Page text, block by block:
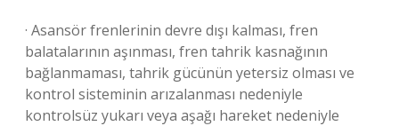
· Asansör frenlerinin devre dışı kalması, fren
balatalarının aşınması, fren tahrik kasnağının
bağlanmaması, tahrik gücünün yetersiz olması ve
kontrol sisteminin arızalanması nedeniyle
kontrolsüz yukarı veya aşağı hareket nedeniyle